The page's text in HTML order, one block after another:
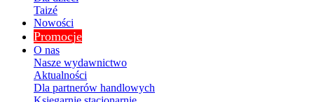
Taizé
Nowości
Promocje
O nas
Nasze wydawnictwo
Aktualności
Dla partnerów handlowych